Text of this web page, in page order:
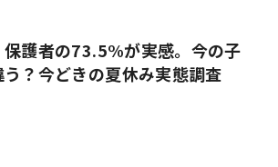
護者の73.5%が実感。今の子
？今どきの夏休み実態調査